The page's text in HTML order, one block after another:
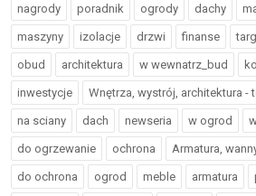
nagrody poradnik ogrody dachy
maszyny izolacje drzwi finanse
obud architektura w wewnatrz_bud
inwestycje Wnętrza, wystrój, architektura -
na sciany dach newseria w ogrod
do ogrzewanie ochrona Armatura,
do ochrona ogrod meble armatura